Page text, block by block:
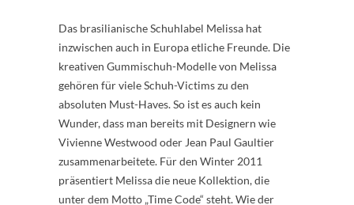
Das brasilianische Schuhlabel Melissa hat
inzwischen auch in Europa etliche Freunde. Die
kreativen Gummischuh-Modelle von Melissa
gehören für viele Schuh-Victims zu den
absoluten Must-Haves. So ist es auch kein
Wunder, dass man bereits mit Designern wie
Vivienne Westwood oder Jean Paul Gaultier
zusammenarbeitete. Für den Winter 2011
präsentiert Melissa die neue Kollektion, die
unter dem Motto „Time Code“ steht. Wie der